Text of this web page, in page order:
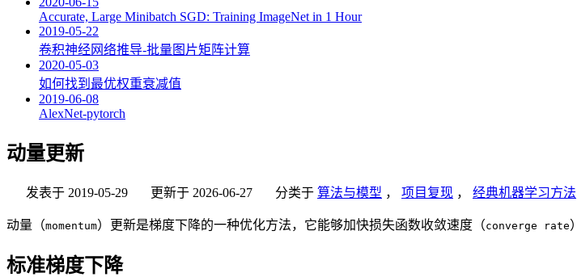
Accurate, Large Minibatch SGD: Training ImageNet in 1 Hour
2019-05-22
卷积神经网络推导-批量图片矩阵计算
2020-05-03
如何找到最优权重衰减值
2019-06-08
AlexNet-pytorch
动量更新
发表于 2019-05-29 更新于 2026-06-27 分类于 算法与模型 ， 项目复现 ， 经典机器学习方法
动量（momentum）更新是梯度下降的一种优化方法，它能够加快损失函数收敛速度（converge rate）
标准梯度下降